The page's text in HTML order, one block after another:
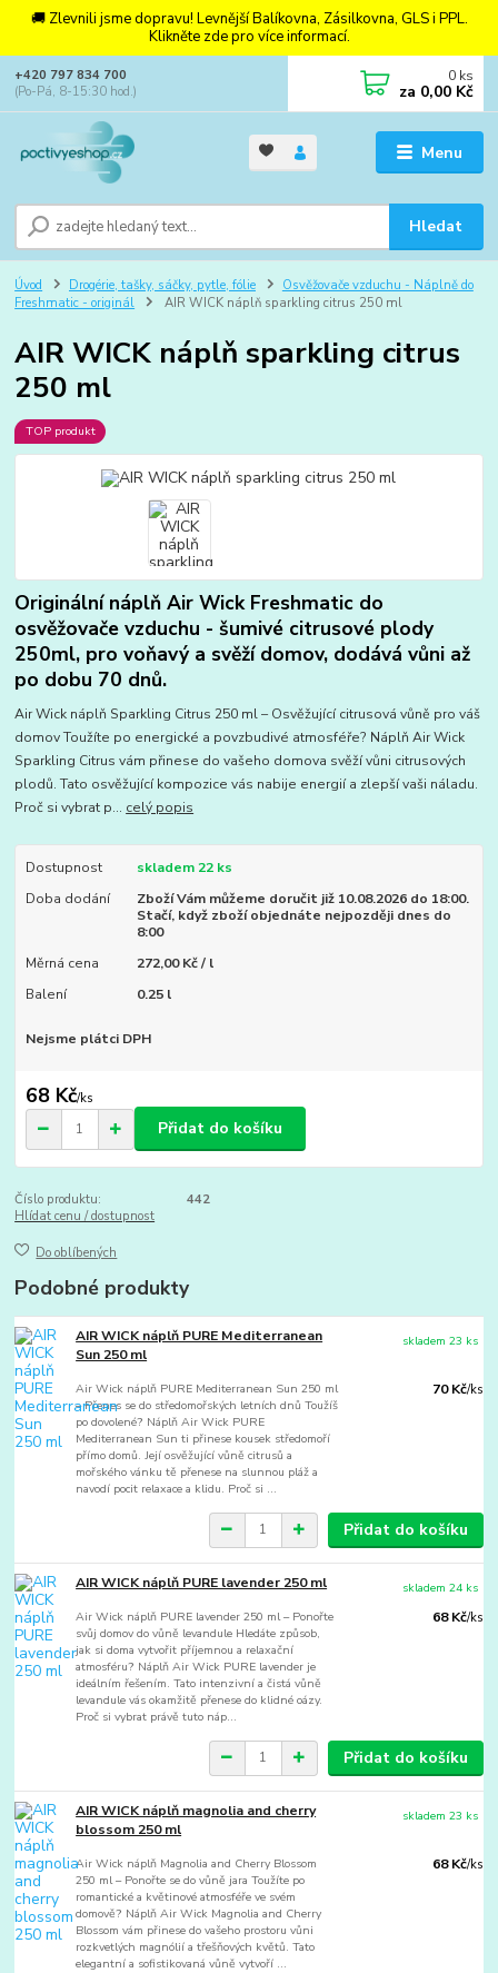
🚚 Zlevnili jsme dopravu! Levnější Balíkovna, Zásilkovna, GLS i PPL.
Klikněte zde pro více informací.
Menu
Hledat
+420 797 834 700
(Po-Pá, 8-15:30 hod.)
0 ks
za 0,00 Kč
Úvod Drogérie, tašky, sáčky, pytle, fólie
Osvěžovače vzduchu - Náplně do
Freshmatic - originál
AIR WICK náplň sparkling citrus 250 ml
AIR WICK náplň sparkling citrus
250 ml
TOP produkt
Originální náplň Air Wick Freshmatic do
osvěžovače vzduchu - šumivé citrusové plody
250ml, pro voňavý a svěží domov, dodává vůni až
po dobu 70 dnů.
Air Wick náplň Sparkling Citrus 250 ml – Osvěžující citrusová vůně pro váš
domov Toužíte po energické a povzbudivé atmosféře? Náplň Air Wick
Sparkling Citrus vám přinese do vašeho domova svěží vůni citrusových
plodů. Tato osvěžující kompozice vás nabije energií a zlepší vaši náladu.
Proč si vybrat p... celý popis
Dostupnost
skladem 22 ks
Doba dodání
Zboží Vám můžeme doručit již 10.08.2026 do 18:00.
Stačí, když zboží objednáte nejpozději dnes do
8:00
Měrná cena
272,00 Kč / l
Balení
0.25 l
Nejsme plátci DPH
68 Kč/ks
Přidat do košíku
Číslo produktu:
442
Hlídat cenu / dostupnost
Do oblíbených
Podobné produkty
AIR WICK náplň PURE Mediterranean
Sun 250 ml
Air Wick náplň PURE Mediterranean Sun 250 ml
– Přenes se do středomořských letních dnů Toužíš
po dovolené? Náplň Air Wick PURE
Mediterranean Sun ti přinese kousek středomoří
přímo domů. Její osvěžující vůně citrusů a
mořského vánku tě přenese na slunnou pláž a
navodí pocit relaxace a klidu. Proč si ...
70 Kč/ks
skladem 23 ks
Přidat do košíku
AIR WICK náplň PURE lavender 250 ml
Air Wick náplň PURE lavender 250 ml – Ponořte
svůj domov do vůně levandule Hledáte způsob,
jak si doma vytvořit příjemnou a relaxační
atmosféru? Náplň Air Wick PURE lavender je
ideálním řešením. Tato intenzivní a čistá vůně
levandule vás okamžitě přenese do klidné oázy.
Proč si vybrat právě tuto náp...
68 Kč/ks
skladem 24 ks
Přidat do košíku
AIR WICK náplň magnolia and cherry
blossom 250 ml
Air Wick náplň Magnolia and Cherry Blossom
250 ml – Ponořte se do vůně jara Toužíte po
romantické a květinové atmosféře ve svém
domově? Náplň Air Wick Magnolia and Cherry
Blossom vám přinese do vašeho prostoru vůni
rozkvetlých magnólií a třešňových květů. Tato
elegantní a sofistikovaná vůně vytvoří ...
68 Kč/ks
skladem 23 ks